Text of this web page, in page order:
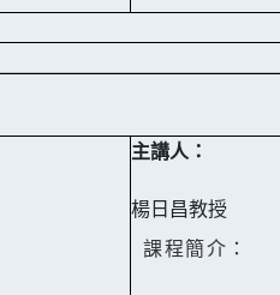
主講人：
楊日昌教授
課程簡介：